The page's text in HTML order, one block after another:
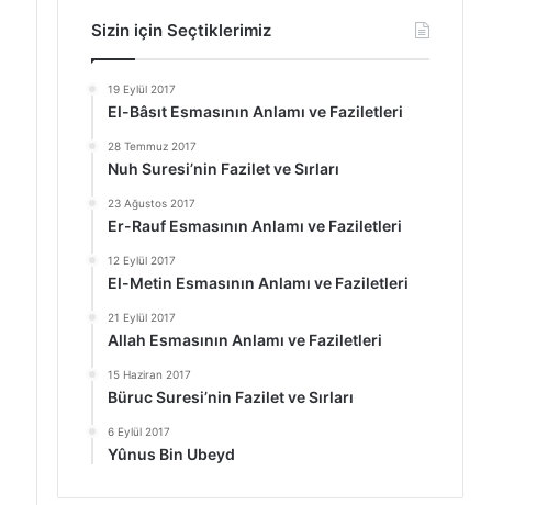
Sizin için Seçtiklerimiz
19 Eylül 2017
El-Bâsıt Esmasının Anlamı ve Faziletleri
28 Temmuz 2017
Nuh Suresi’nin Fazilet ve Sırları
23 Ağustos 2017
Er-Rauf Esmasının Anlamı ve Faziletleri
12 Eylül 2017
El-Metin Esmasının Anlamı ve Faziletleri
21 Eylül 2017
Allah Esmasının Anlamı ve Faziletleri
15 Haziran 2017
Büruc Suresi’nin Fazilet ve Sırları
6 Eylül 2017
Yûnus Bin Ubeyd